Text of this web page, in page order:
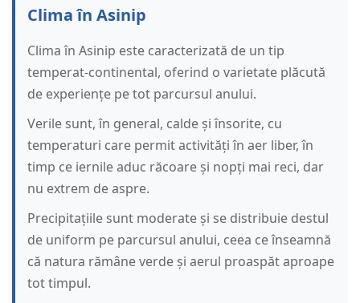
Clima în Asinip
Clima în Asinip este caracterizată de un tip
temperat-continental, oferind o varietate plăcută
de experiențe pe tot parcursul anului.
Verile sunt, în general, calde și însorite, cu
temperaturi care permit activități în aer liber, în
timp ce iernile aduc răcoare și nopți mai reci, dar
nu extrem de aspre.
Precipitațiile sunt moderate și se distribuie destul
de uniform pe parcursul anului, ceea ce înseamnă
că natura rămâne verde și aerul proaspăt aproape
tot timpul.